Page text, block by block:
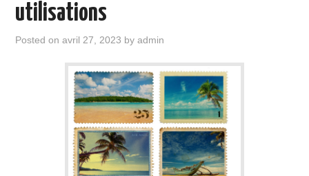
utilisations
Posted onavril 27, 2023 byadmin